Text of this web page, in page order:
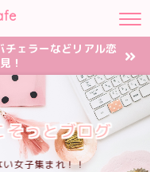
チェラーなどリアル恋
！
そっとブログ
女子集まれ！！